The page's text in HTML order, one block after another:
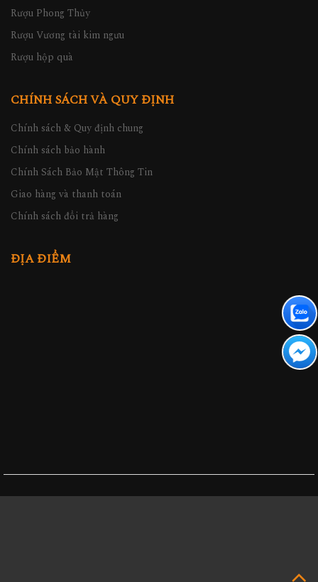
Rượu Phong Thủy
Rượu Vương tài kim ngưu
Rượu hộp quà
CHÍNH SÁCH VÀ QUY ĐỊNH
Chính sách & Quy định chung
Chính sách bảo hành
Chính Sách Bảo Mật Thông Tin
Giao hàng và thanh toán
Chính sách đổi trả hàng
ĐỊA ĐIỂM